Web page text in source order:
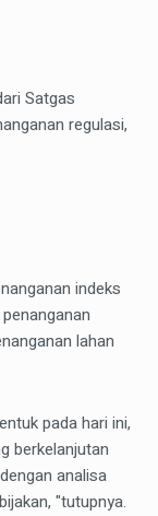
Satgas
regulasi,
indeks
lahan
pada hari ini,
berkelanjutan
analisa
"tutupnya.